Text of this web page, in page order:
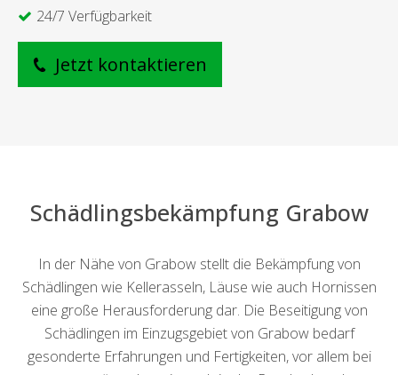
24/7 Verfügbarkeit
Jetzt kontaktieren
Schädlingsbekämpfung Grabow
In der Nähe von Grabow stellt die Bekämpfung von
Schädlingen wie Kellerasseln, Läuse wie auch Hornissen
eine große Herausforderung dar. Die Beseitigung von
Schädlingen im Einzugsgebiet von Grabow bedarf
gesonderte Erfahrungen und Fertigkeiten, vor allem bei